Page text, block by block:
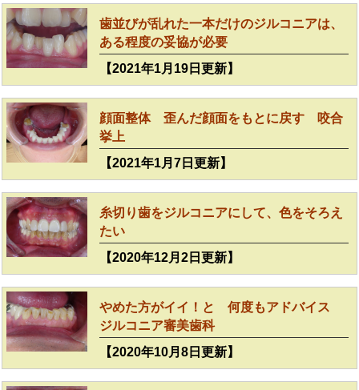
歯並びが乱れた一本だけのジルコニアは、
ある程度の妥協が必要
【2021年1月19日更新】
顔面整体 歪んだ顔面をもとに戻す 咬合
挙上
【2021年1月7日更新】
糸切り歯をジルコニアにして、色をそろえ
たい
【2020年12月2日更新】
やめた方がイイ！と 何度もアドバイス
ジルコニア審美歯科
【2020年10月8日更新】